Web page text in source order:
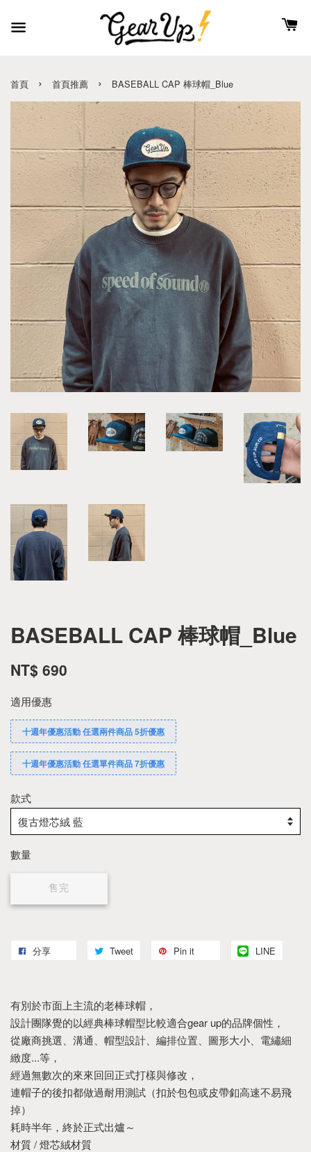
首頁 › 首頁推薦 › BASEBALL CAP 棒球帽_Blue
BASEBALL CAP 棒球帽_Blue
NT$ 690
適用優惠
十週年優惠活動 任選兩件商品 5折優惠
十週年優惠活動 任選單件商品 7折優惠
款式
數量
售完
分享 Tweet Pin it LINE
有別於市面上主流的老棒球帽，
設計團隊覺的以經典棒球帽型比較適合gear up的品牌個性，
從廠商挑選、溝通、帽型設計、編排位置、圖形大小、電繡細
緻度...等，
經過無數次的來來回回正式打樣與修改，
連帽子的後扣都做過耐用測試（扣於包包或皮帶釦高速不易飛
掉）
耗時半年，終於正式出爐～
材質 / 燈芯絨材質